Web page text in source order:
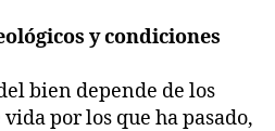
y condiciones
bien depende de los
por los que ha pasado,